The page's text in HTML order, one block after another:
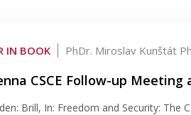
IN BOOK PhDr. Miroslav Kunštát
CSCE Follow-up Meeting
Brill, In: Freedom and Security: The